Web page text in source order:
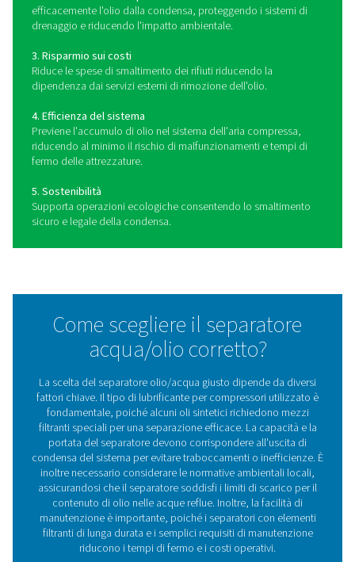
Vantaggi dell'utilizzo di
separatori olio/acqua negli
impianti ad aria compressa
Una corretta gestione della condensa è essenziale per
mantenere un sistema dell'aria compressa affidabile ed
efficiente. I separatori olio-acqua garantiscono che la
oleosa sia trattata in modo sicuro e conforme alle